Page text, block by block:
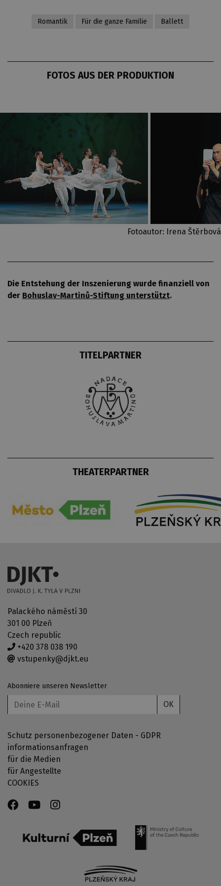
Romantik Für die ganze Familie Ballett
FOTOS AUS DER PRODUKTION
Fotoautor: Irena Štěrbová
Die Entstehung der Inszenierung wurde finanziell von
der Bohuslav-Martinů-Stiftung unterstützt.
TITELPARTNER
THEATERPARTNER
Palackého náměstí 30
301 00 Plzeň
Czech republic
+420 378 038 190
vstupenky@djkt.eu
Abonniere unseren Newsletter
OK
Schutz personenbezogener Daten - GDPR
informationsanfragen
für die Medien
für Angestellte
COOKIES